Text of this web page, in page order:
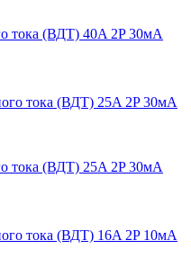
тока (ВДТ) 40A 2P 30мА
тока (ВДТ) 25A 2P 30мА